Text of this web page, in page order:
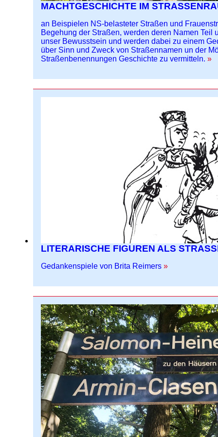
MACHTGESCHICHTE IM
an Beispielen NS-belasteter Straßen und
Begehung der Straßen, werden deren Namen Teil
unser Bewusstsein und werden dabei zu einem
über Sinn und Zweck von Straßennamen un der
Straßenbenennungen Geschichte zu vermitteln.
LITERARISCHE FIGUREN ALS
Gedankenspiele von Brita Reimers